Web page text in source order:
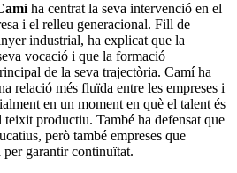
ha centrat la seva intervenció en el
i el relleu generacional. Fill de
industrial, ha explicat que la
vocació i que la formació
de la seva trajectòria. Camí ha
relació més fluïda entre les empreses i
en un moment en què el talent és
productiu. També ha defensat que
però també empreses que
per garantir continuïtat.